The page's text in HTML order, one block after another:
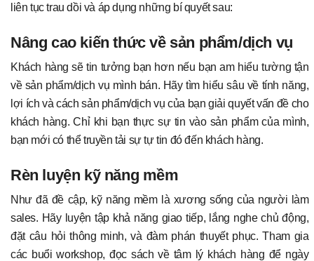
liên tục trau dồi và áp dụng những bí quyết sau:
Nâng cao kiến thức về sản phẩm/dịch vụ
Khách hàng sẽ tin tưởng bạn hơn nếu bạn am hiểu tường tận
về sản phẩm/dịch vụ mình bán. Hãy tìm hiểu sâu về tính năng,
lợi ích và cách sản phẩm/dịch vụ của bạn giải quyết vấn đề cho
khách hàng. Chỉ khi bạn thực sự tin vào sản phẩm của mình,
bạn mới có thể truyền tải sự tự tin đó đến khách hàng.
Rèn luyện kỹ năng mềm
Như đã đề cập, kỹ năng mềm là xương sống của người làm
sales. Hãy luyện tập khả năng giao tiếp, lắng nghe chủ động,
đặt câu hỏi thông minh, và đàm phán thuyết phục. Tham gia
các buổi workshop, đọc sách về tâm lý khách hàng để ngày